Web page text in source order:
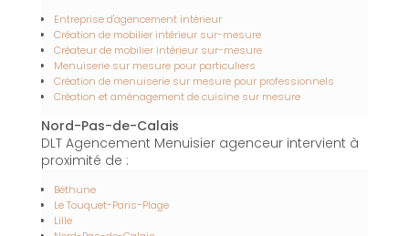
Entreprise d'agencement intérieur
Création de mobilier intérieur sur-mesure
Créateur de mobilier intérieur sur-mesure
Menuiserie sur mesure pour particuliers
Création de menuiserie sur mesure pour professionnels
Création et aménagement de cuisine sur mesure
Nord-Pas-de-Calais
DLT Agencement Menuisier agenceur intervient à
proximité de :
Béthune
Le Touquet-Paris-Plage
Lille